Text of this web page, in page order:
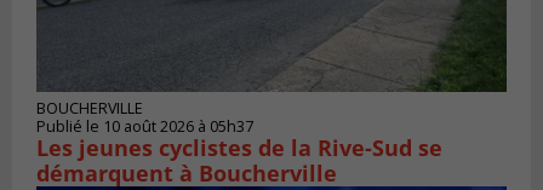
BOUCHERVILLE
Publié le 10 août 2026 à 05h37
Les jeunes cyclistes de la Rive-Sud se
démarquent à Boucherville